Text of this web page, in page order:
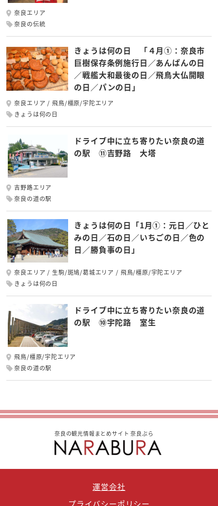
奈良エリア
奈良の伝統
きょうは何の日 「４月①：奈良市
巨樹保存条例施行日／あんぱんの日
／戦艦大和最後の日／飛鳥大仏開眼
の日／パンの日」
奈良エリア
飛鳥/橿原/宇陀エリア
きょうは何の日
ドライブ中に立ち寄りたい奈良の道
の駅 ⑪吉野路 大塔
吉野路エリア
奈良の道の駅
きょうは何の日「1月①：元日／ひと
みの日／石の日／いちごの日／色の
日／勝負事の日」
奈良エリア 生駒/斑鳩/葛城エリア
飛鳥/橿原/宇陀エリア
きょうは何の日
ドライブ中に立ち寄りたい奈良の道
の駅 ⑩宇陀路 室生
飛鳥/橿原/宇陀エリア
奈良の道の駅
奈良の観光情報まとめサイト 奈良ぶら
運営会社
プライバシーポリシー